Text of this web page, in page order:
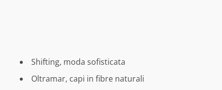
Shifting, moda sofisticata
Oltramar, capi in fibre naturali